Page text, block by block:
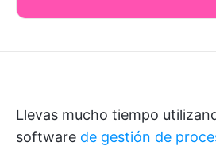
Llevas mucho tiempo
software de gestión de